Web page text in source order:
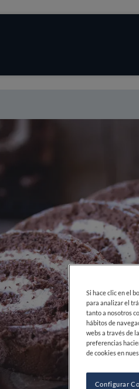
y
y
Si hace clic en el
para analizar el
tanto a nosotros
hábitos de
webs a través de
preferencias
de cookies en
Configurar